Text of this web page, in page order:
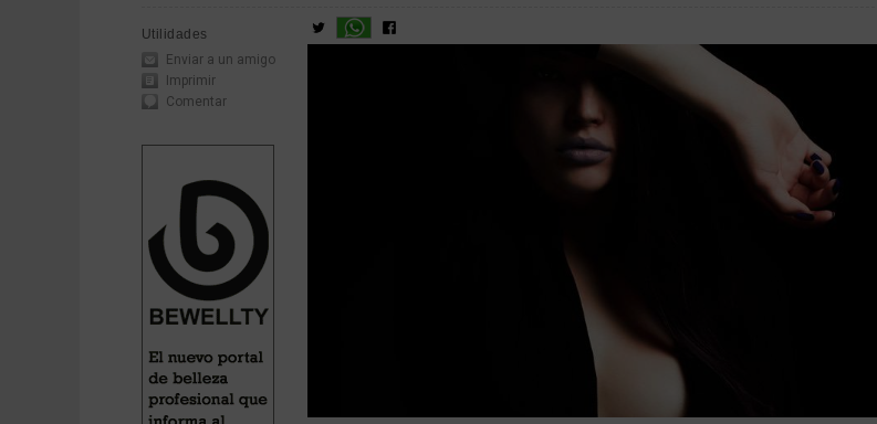
Utilidades
Enviar a un amigo
Imprimir
Comentar